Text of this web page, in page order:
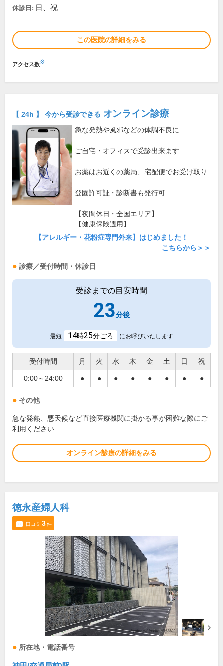
休診日: 日、祝
この医院の詳細をみる
アクセス数※
【 24h 】 今から受診できる オンライン診療
急な発熱や風邪などの体調不良に
ご自宅・オフィスで受診出来ます
お薬はお近くの薬局、宅配便でお受け取り
登園許可証・診断書も発行可
【夜間休日・全国エリア】
【健康保険適用】
【アレルギー・花粉症専門外来】はじめました！
こちらから＞＞
診療／受付時間・休診日
受診までの目安時間
23分後
最短 14時25分ごろ にお呼びいたします
受付時間 月 火 水 木 金 土 日 祝
0:00～24:00 ● ● ● ● ● ● ● ●
その他
急な発熱、悪天候など直接医療機関に掛かる事が困難な際にご
利用ください
オンライン診療の詳細をみる
徳永産婦人科
口コミ 3件
所在地・電話番号